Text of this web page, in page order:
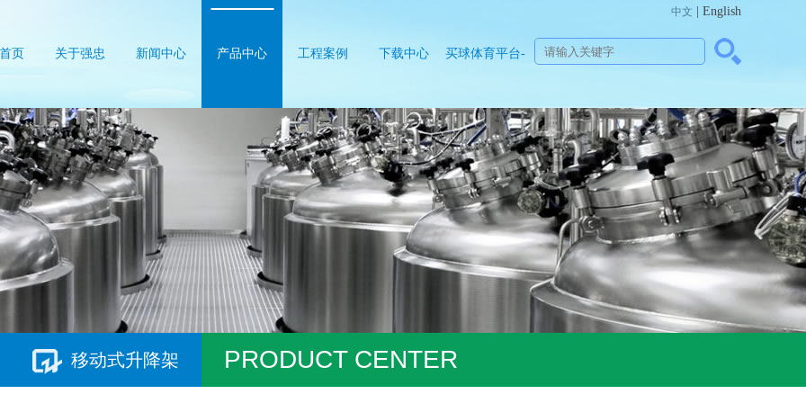
中文 | English
页 关于强忠 新闻中心 产品中心 工程案例 下载中心 买球体育平台-
官方网站（中
国）官网
移动式升降架 PRODUCT CENTER